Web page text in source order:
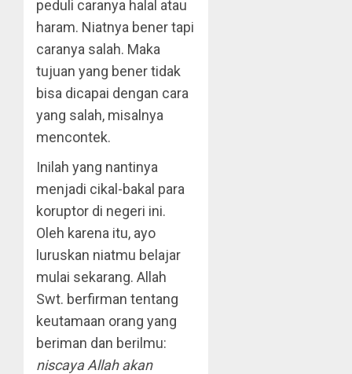
peduli caranya halal atau
haram. Niatnya bener tapi
caranya salah. Maka
tujuan yang bener tidak
bisa dicapai dengan cara
yang salah, misalnya
mencontek.
Inilah yang nantinya
menjadi cikal-bakal para
koruptor di negeri ini.
Oleh karena itu, ayo
luruskan niatmu belajar
mulai sekarang. Allah
Swt. berfirman tentang
keutamaan orang yang
beriman dan berilmu:
niscaya Allah akan